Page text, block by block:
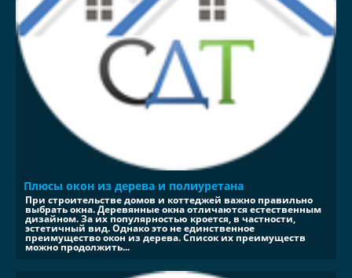
Плюсы окон из дерева и полиуретана
При строительстве домов и коттеджей важно правильно
выбрать окна. Деревянные окна отличаются естественным
дизайном. За их популярностью кроется, в частности,
эстетичный вид. Однако это не единственное
преимущество окон из дерева. Список их преимуществ
можно продолжить...